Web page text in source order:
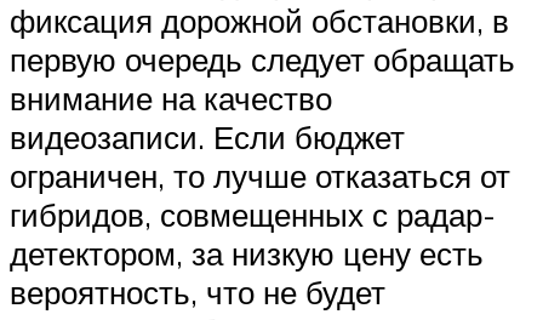
фиксация дорожной обстановки, в
первую очередь следует обращать
внимание на качество
видеозаписи. Если бюджет
ограничен, то лучше отказаться от
гибридов, совмещенных с радар-
детектором, за низкую цену есть
вероятность, что не будет